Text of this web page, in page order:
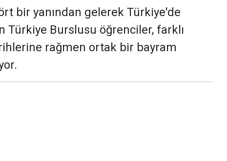
bir yanından gelerek Türkiye'de
Türkiye Burslusu öğrenciler, farklı
rağmen ortak bir bayram